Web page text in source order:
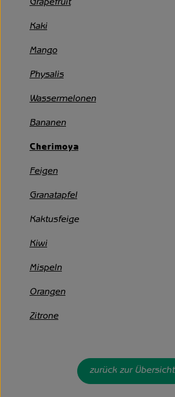
Unsere Hofkiste
Über uns
Neues vom Hof
Grapefruit
Kaki
Mango
Physalis
Wassermelonen
Bananen
Cherimoya
Feigen
Granatapfel
Kaktusfeige
Kiwi
Mispeln
Orangen
Zitrone
zurück zur Übersicht